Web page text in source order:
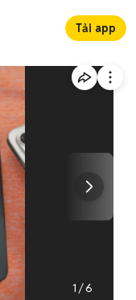
Tải app
1 /6